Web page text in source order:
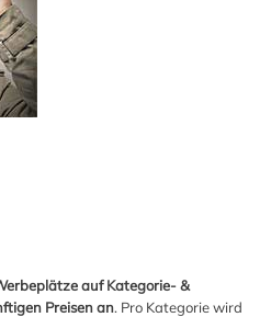
auf Kategorie- &
Preisen an. Pro Kategorie wird